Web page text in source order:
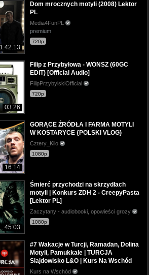
Dom mrocznych motyli (2008) Lektor
PL
Media4FunPL
premium
720p
03:26
Filip z Przybyłowa - WONSZ (60GC
EDIT) [Official Audio]
FilipPrzybylskiOfficial
720p
16:14
GORĄCE ŹRÓDŁA I FARMA MOTYLI
W KOSTARYCE {POLSKI VLOG}
Cztery_Kilo
1080p
45:03
Śmierć przychodzi na skrzydłach
motyli | Konkurs ZDH 2 - CreepyPasta
[Lektor PL]
Zaczytany - audiobooki, opowieści grozy
1080p
#7 Wakacje w Turcji, Ramadan, Dolina
Motyli, Pamukkale | TURCJA
Slajdowisko L&O | Kurs Na Wschód
Kurs na Wschód